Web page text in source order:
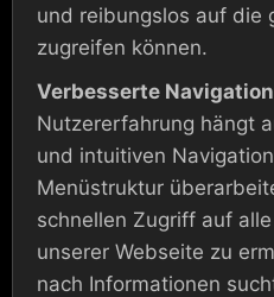
und reibungslos auf die
zugreifen können.
Verbesserte
Nutzererfahrung hängt
und intuitiven
Menüstruktur
schnellen Zugriff auf
unserer Webseite zu
nach Informationen